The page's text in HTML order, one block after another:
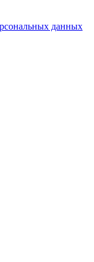
данных